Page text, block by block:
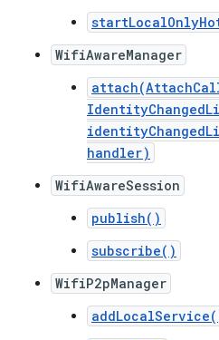
WifiAwareManager
handler)
WifiAwareSession
publish()
subscribe()
WifiP2pManager